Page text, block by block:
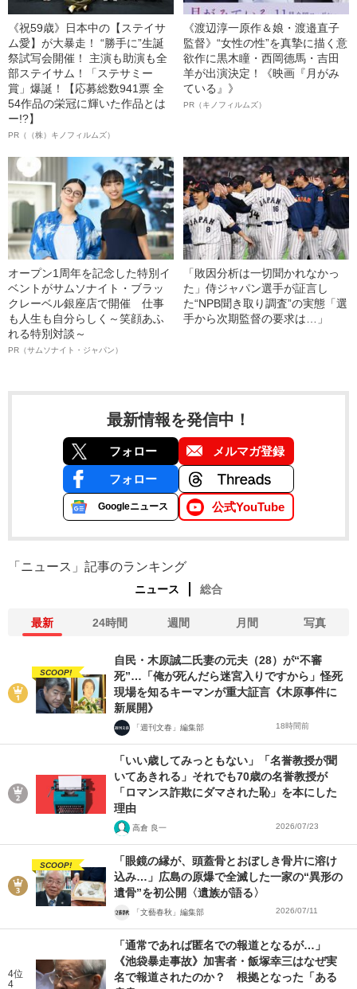
《祝59歳》日本中の【ステイサ
ム愛】が大暴走！ “勝手に”生誕
祭試写会開催！ 主演も助演も全
部ステイサム！「ステサミー
賞」爆誕！【応募総数941票 全
54作品の栄冠に輝いた作品とは
ー!?】
PR（（株）キノフィルムズ）
《渡辺淳一原作＆娘・渡邉直子
監督》“女性の性”を真摯に描く意
欲作に黒木瞳・西岡德馬・吉田
羊が出演決定！《映画『月がみ
ている』》
PR（キノフィルムズ）
オープン1周年を記念した特別イ
ベントがサムソナイト・ブラッ
クレーベル銀座店で開催 仕事
も人生も自分らしく～笑顔あふ
れる特別対談～
PR（サムソナイト・ジャパン）
「敗因分析は一切聞かれなかっ
た」侍ジャパン選手が証言し
た“NPB聞き取り調査”の実態「選
手から次期監督の要求は…」
最新情報を発信中！
フォロー メルマガ登録
フォロー
Googleニュース 公式YouTube
「ニュース」記事のランキング
ニュース 総合
最新 24時間 週間 月間 写真
SCOOP!
自民・木原誠二氏妻の元夫（28）が“不審
死”…「俺が死んだら迷宮入りですから」怪死
現場を知るキーマンが重大証言《木原事件に
新展開》
「週刊文春」編集部 18時間前
「いい歳してみっともない」「名誉教授が聞
いてあきれる」それでも70歳の名誉教授が
「ロマンス詐欺にダマされた恥」を本にした
理由
高倉 良一 2026/07/23
SCOOP!
「眼鏡の縁が、頭蓋骨とおぼしき骨片に溶け
込み…」広島の原爆で全滅した一家の“異形の
遺骨”を初公開〈遺族が語る〉
「文藝春秋」編集部 2026/07/11
4位
4
「通常であれば匿名での報道となるが…」
《池袋暴走事故》加害者・飯塚幸三はなぜ実
名で報道されたのか？ 根拠となった「ある